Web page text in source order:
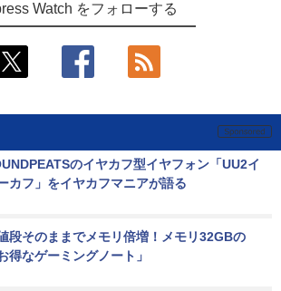
Watch をフォローする
のイヤカフ型イヤフォン「UU2イ
カフ」をイヤカフマニアが語る
段そのままでメモリ倍増！メモリ32GBの
お得なゲーミングノート」